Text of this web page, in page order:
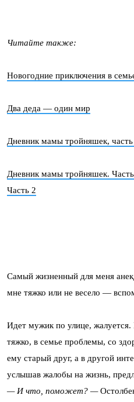
Читайте также:
Новогодние приключения в
Два деда — один мир
Дневник мамы тройняшек, часть
Дневник мамы тройняшек. Часть
Часть 2
Самый жизненный для меня
мне тяжко или не весело —
Идет мужик по улице, жалуется.
тяжко, в семье проблемы, со
ему старый друг, а в другой
услышав жалобы на жизнь,
— И что, поможет? —